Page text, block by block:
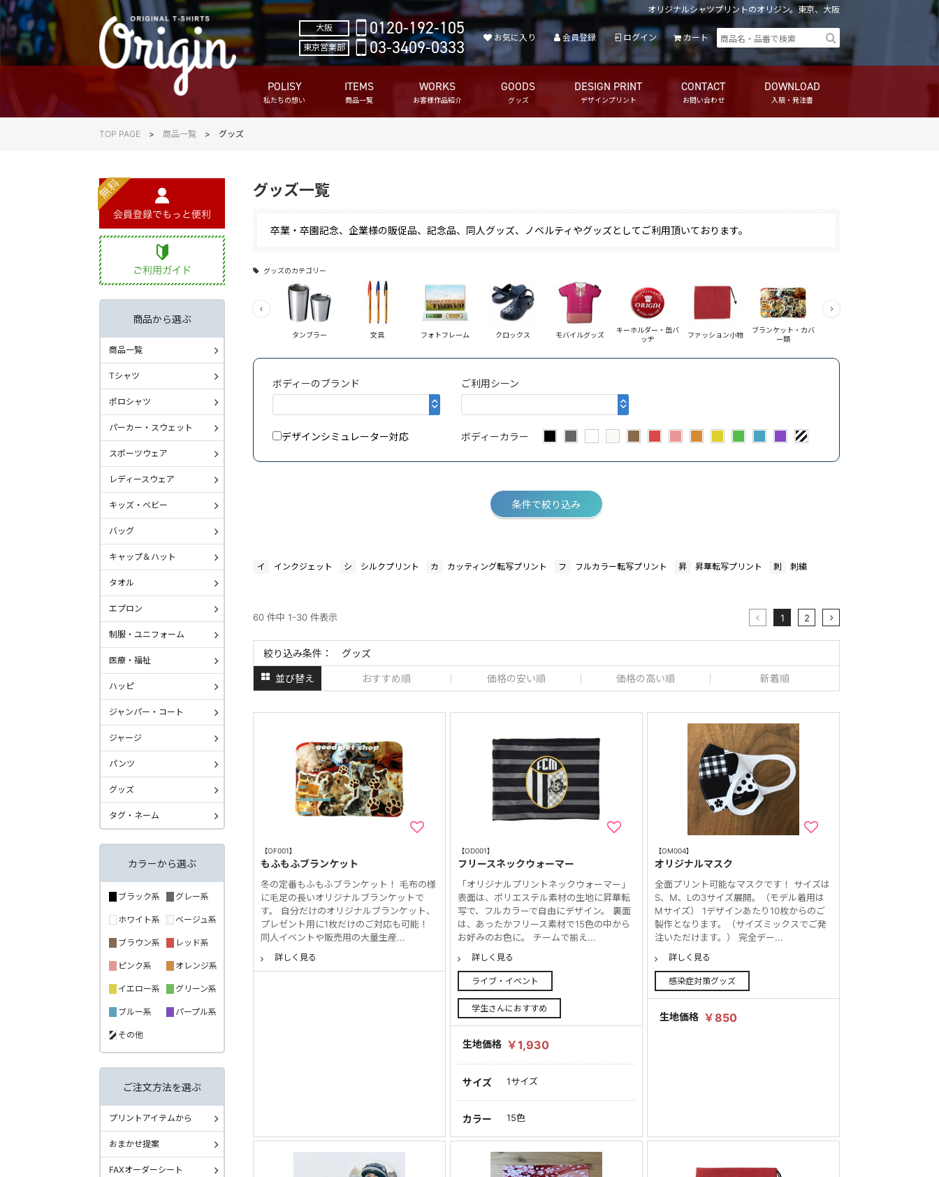
オリジナルシャツプリントのオリジン。東京、大阪
POLISY
私たちの想い
ITEMS
商品一覧
WORKS
お客様作品紹介
GOODS
グッズ
DESIGN PRINT
デザインプリント
CONTACT
お問い合わせ
DOWNLOAD
入稿・発注書
大阪 0120-192-105
東京営業部 03-3409-0333 お気に入り 会員登録 ログイン カート
TOP PAGE 商品一覧 グッズ
グッズ一覧
卒業・卒園記念、企業様の販促品、記念品、同人グッズ、ノベルティやグッズとしてご利用頂いております。
グッズのカテゴリー
タンブラー フォトフレーム クロックス モバイルグッズ
キーホルダー・缶バ
ファッション小物
ブランケット・カバ
ー類
マグカップ・プレー
ボディーのブランド ご利用シーン
デザインシミュレーター対応 ボディーカラー
条件で絞り込み
イ インクジェット シ シルクプリント カ カッティング転写プリント フ フルカラー転写プリント 昇 昇華転写プリント 刺 刺繍
60 件中 1-30 件表示 1 2
絞り込み条件： グッズ
並び替え おすすめ順 価格の安い順 価格の高い順 新着順
【OF001】
もふもふブランケット
冬の定番もふもふブランケット！ 毛布の様
に毛足の長いオリジナルブランケットで
す。 自分だけのオリジナルブランケット、
プレゼント用に1枚だけのご対応も可能！
同人イベントや販売用の大量生産...
詳しく見る
【OD001】
フリースネックウォーマー
「オリジナルプリントネックウォーマー」
表面は、ポリエステル素材の生地に昇華転
写で、フルカラーで自由にデザイン。 裏面
は、あったかフリース素材で15色の中から
お好みのお色に。 チームで揃え...
詳しく見る
ライブ・イベント
学生さんにおすすめ
生地価格 ￥1,930
サイズ 1サイズ
カラー 15色
【OM004】
オリジナルマスク
全面プリント可能なマスクです！ サイズは
S、M、Lの3サイズ展開。（モデル着用は
Mサイズ） 1デザインあたり10枚からのご
製作となります。（サイズミックスでご発
注いただけます。） 完全デー...
詳しく見る
感染症対策グッズ
生地価格 ￥850
商品から選ぶ
商品一覧
Tシャツ
ポロシャツ
パーカー・スウェット
スポーツウェア
レディースウェア
キッズ・ベビー
バッグ
キャップ＆ハット
タオル
エプロン
制服・ユニフォーム
医療・福祉
ハッピ
ジャンパー・コート
ジャージ
パンツ
グッズ
タグ・ネーム
カラーから選ぶ
ブラック系 グレー系
ホワイト系 ベージュ系
ブラウン系 レッド系
ピンク系 オレンジ系
イエロー系 グリーン系
ブルー系 パープル系
その他
ご注文方法を選ぶ
プリントアイテムから
おまかせ提案
FAXオーダーシート